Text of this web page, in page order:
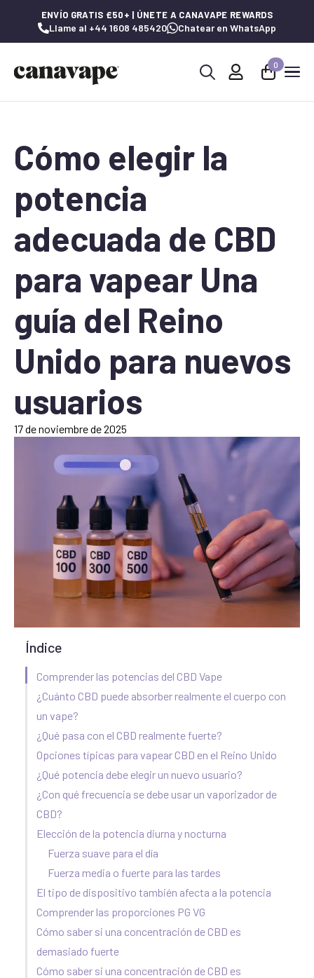
ENVÍO GRATIS £50+ | ÚNETE A CANAVAPE REWARDS
Llame al +44 1608 485420 Chatear en WhatsApp
0
Cómo elegir la
potencia
adecuada de CBD
para vapear Una
guía del Reino
Unido para nuevos
usuarios
17 de noviembre de 2025
Índice
Comprender las potencias del CBD Vape
¿Cuánto CBD puede absorber realmente el cuerpo con
un vape?
¿Qué pasa con el CBD realmente fuerte?
Opciones típicas para vapear CBD en el Reino Unido
¿Qué potencia debe elegir un nuevo usuario?
¿Con qué frecuencia se debe usar un vaporizador de
CBD?
Elección de la potencia diurna y nocturna
Fuerza suave para el día
Fuerza media o fuerte para las tardes
El tipo de dispositivo también afecta a la potencia
Comprender las proporciones PG VG
Cómo saber si una concentración de CBD es
demasiado fuerte
Cómo saber si una concentración de CBD es